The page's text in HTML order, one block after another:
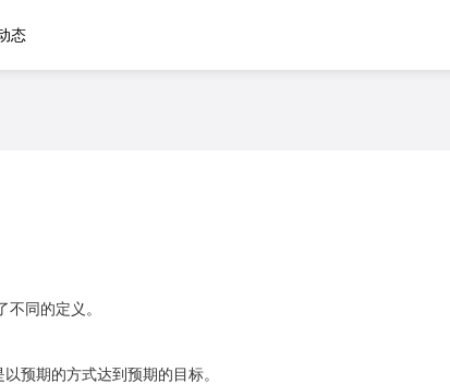
态
同的定义。
预期的方式达到预期的目标。